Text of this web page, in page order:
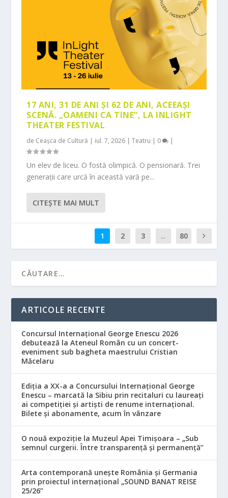
17 ANI, 31 DE ANI ȘI 62 DE ANI, ACEEAȘI
SCENĂ. „OAMENI CA TINE”, LA INLIGHT
THEATER FESTIVAL
de Ceașca de Cultură | iul. 7, 2026 |Teatru | 0 |
Un elev de liceu. O fostă olimpică. O pensionară. Trei
generații care urcă în această vară pe...
CITEŞTE MAI MULT
1 2 3 ... 80
ARTICOLE RECENTE
Concursul Internațional George Enescu 2026
debutează la Ateneul Român cu un concert-
eveniment sub bagheta maestrului Cristian
Măcelaru
Ediția a XX-a a Concursului Internațional George
Enescu – marcată la Sibiu prin recitaluri cu laureați
ai competiției și artiști de renume internațional.
Bilete și abonamente, acum în vânzare
O nouă expoziție la Muzeul Apei Timișoara – „Sub
semnul curgerii. Între transparență și permanență”
Arta contemporană unește România și Germania
prin proiectul internațional „SOUND BANAT REISE
25/26”